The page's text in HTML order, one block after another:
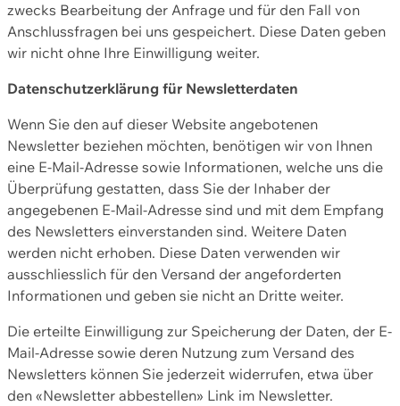
zwecks Bearbeitung der Anfrage und für den Fall von
Anschlussfragen bei uns gespeichert. Diese Daten geben
wir nicht ohne Ihre Einwilligung weiter.
Datenschutzerklärung für Newsletterdaten
Wenn Sie den auf dieser Website angebotenen
Newsletter beziehen möchten, benötigen wir von Ihnen
eine E-Mail-Adresse sowie Informationen, welche uns die
Überprüfung gestatten, dass Sie der Inhaber der
angegebenen E-Mail-Adresse sind und mit dem Empfang
des Newsletters einverstanden sind. Weitere Daten
werden nicht erhoben. Diese Daten verwenden wir
ausschliesslich für den Versand der angeforderten
Informationen und geben sie nicht an Dritte weiter.
Die erteilte Einwilligung zur Speicherung der Daten, der E-
Mail-Adresse sowie deren Nutzung zum Versand des
Newsletters können Sie jederzeit widerrufen, etwa über
den «Newsletter abbestellen» Link im Newsletter.